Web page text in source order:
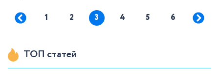
1 2 3 4 5 6
ТОП статей